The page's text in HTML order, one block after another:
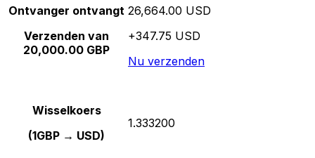
Ontvanger ontvangt
Verzenden van
20,000.00 GBP
26,664.00 USD
+347.75 USD
Nu verzenden
Wisselkoers
(1GBP → USD)
1.333200